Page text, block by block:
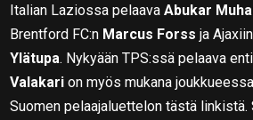
Italian Laziossa pelaavaAbukar
Brentford FC:n Marcus Forss ja
Ylätupa. Nykyään TPS:ssä pelaava
Valakari on myös mukana
Suomen pelaajaluettelon tästä linkistä.